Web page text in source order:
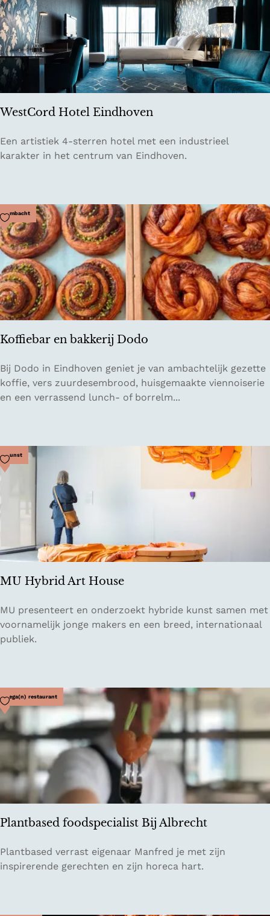
WestCord Hotel Eindhoven
W
e
o
r
d
H
o
t
e
l
i
d
h
o
n
Een artistiek 4-sterren hotel met een industrieel
karakter in het centrum van Eindhoven.
Koffiebar en bakkerij Dodo
K
o
ff
a
r
n
b
k
r
j
D
o
Ambacht
Voeg toe als favoriet
Bij Dodo in Eindhoven geniet je van ambachtelijk gezette
koffie, vers zuurdesembrood, huisgemaakte viennoiserie
en een verrassend lunch- of borrelm...
MU Hybrid Art House
M
U
H
i
d
A
r
t
H
u
e
Kunst
Voeg toe als favoriet
MU presenteert en onderzoekt hybride kunst samen met
voornamelijk jonge makers en een breed, internationaal
publiek.
Plantbased foodspecialist Bij Albrecht
P
l
Vega(n) restaurant
Voeg toe als favoriet
Plantbased verrast eigenaar Manfred je met zijn
inspirerende gerechten en zijn horeca hart.